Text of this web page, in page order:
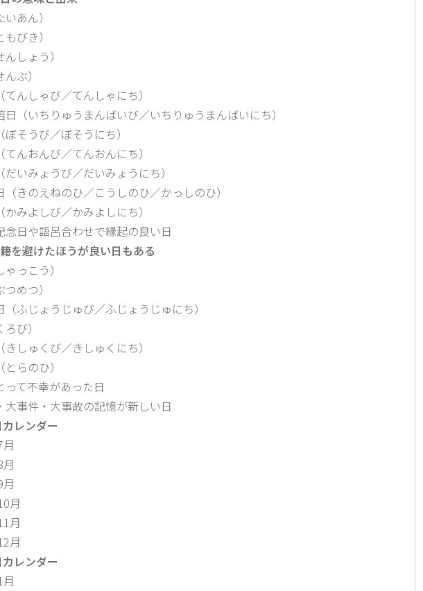
あん）
びき）
しょう）
ぶ）
てんしゃび／てんしゃにち）
日（いちりゅうまんばいび／いちりゅうまんばいにち）
そうび／ぼそうにち）
てんおんび／てんおんにち）
だいみょうび／だいみょうにち）
（きのえねのひ／こうしのひ／かっしのひ）
かみよしび／かみよしにち）
念日や語呂合わせで縁起の良い日
を避けたほうが良い日もある
っこう）
めつ）
（ふじょうじゅび／ふじょうじゅにち）
び）
きしゅくび／きしゅくにち）
らのひ）
って不幸があった日
大事件・大事故の記憶が新しい日
レンダー
月
月
月
レンダー